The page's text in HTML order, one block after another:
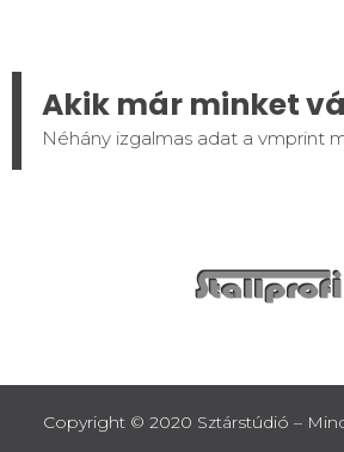
Akik már minket
Néhány izgalmas adat a vmprint
Copyright © 2020 Sztárstúdió –